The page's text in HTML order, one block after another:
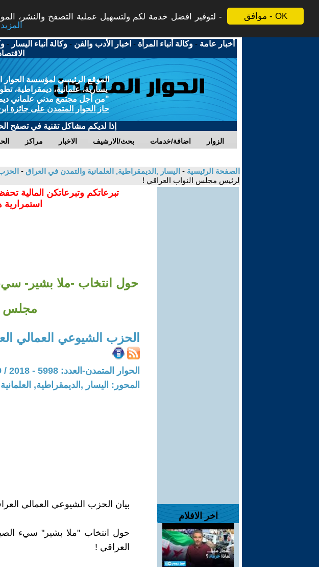
موافق - OK
لتوفير افضل خدمة لكم ولتسهيل عملية التصفح والنشر،
More info - المزيد
أخبار عامة -وكالة أنباء المرأة - اخبار الأدب والفن -وكالة أنباء اليسار -
الموقع الرئيسي لمؤسسة الحوار
يسارية، علمانية، ديمقراطية،
"من أجل مجتمع مدني علماني
حاز الحوار المتمدن على جائزة
إذا لديكم مشاكل تقنية في تصفح
مراكز الاخبار بحث/الارشيف اضافة/خدمات الزوار
الصفحة الرئيسية - اليسار ,الديمقراطية, العلمانية والتمدن في العراق -
لرئيس مجلس النواب العراقي !
اخر الافلام
تبرعاتكم وتبرعاتكن المالية
استمرارية
حول انتخاب -ملا بشير-
مجلس
الحزب الشيوعي العمالي
الحوار المتمدن-العدد: 5998 - 2018 / 9 / 18 - 16:50
المحور: اليسار ,الديمقراطية,
بيان الحزب الشيوعي العمالي
حول انتخاب "ملا بشير" سيء
العراقي !